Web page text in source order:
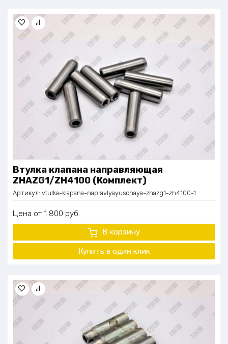
Втулка клапана направляющая
ZHAZG1/ZH4100 (Комплект)
Артикул: vtulka-klapana-napravlyayuschaya-zhazg1-zh4100-1
Цена 1 800 руб.
В корзину
Купить в один клик